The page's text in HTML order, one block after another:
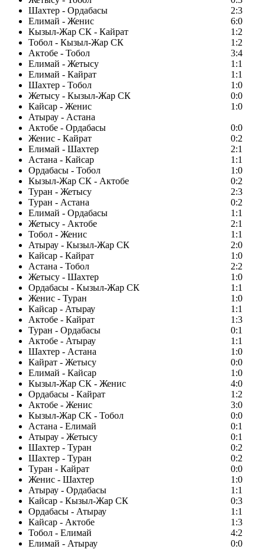
Шахтер - Ордабасы
2:3
Елимай - Женис
6:0
Кызыл-Жар СК - Кайрат
1:2
Тобол - Кызыл-Жар СК
1:2
Актобе - Тобол
3:4
Елимай - Жетысу
1:1
Елимай - Кайрат
1:1
Шахтер - Тобол
1:0
Жетысу - Кызыл-Жар СК
0:0
Кайсар - Женис
1:0
Атырау - Астана
Актобе - Ордабасы
0:0
Женис - Кайрат
0:2
Елимай - Шахтер
2:1
Астана - Кайсар
1:1
Ордабасы - Тобол
1:0
Кызыл-Жар СК - Актобе
0:2
Туран - Жетысу
2:3
Туран - Астана
0:2
Елимай - Ордабасы
1:1
Жетысу - Актобе
2:1
Тобол - Женис
1:1
Атырау - Кызыл-Жар СК
2:0
Кайсар - Кайрат
1:0
Астана - Тобол
2:2
Жетысу - Шахтер
1:0
Ордабасы - Кызыл-Жар СК
1:1
Женис - Туран
1:0
Кайсар - Атырау
1:1
Актобе - Кайрат
1:3
Туран - Ордабасы
0:1
Актобе - Атырау
1:1
Шахтер - Астана
1:0
Кайрат - Жетысу
0:0
Елимай - Кайсар
1:0
Кызыл-Жар СК - Женис
4:0
Ордабасы - Кайрат
1:2
Актобе - Женис
3:0
Кызыл-Жар СК - Тобол
0:0
Астана - Елимай
0:1
Атырау - Жетысу
0:1
Шахтер - Туран
0:2
Шахтер - Туран
0:2
Туран - Кайрат
0:0
Женис - Шахтер
1:0
Атырау - Ордабасы
1:1
Кайсар - Кызыл-Жар СК
0:3
Ордабасы - Атырау
1:1
Кайсар - Актобе
1:3
Тобол - Елимай
4:2
Елимай - Атырау
0:0